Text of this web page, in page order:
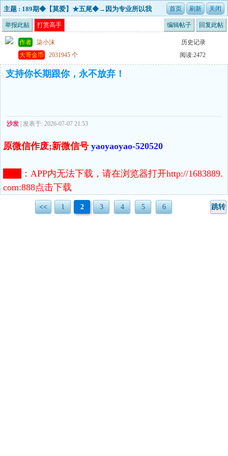
主题 : 189期◆【莫爱】★五尾◆→因为专业所以我
做得更好开后更新〓
举报此贴 打赏高手 编辑帖子 回复此帖
作者 柒小沫
历史记录
大哥金币
2031945 个 阅读:2472
支持你长期跟你，永不放弃！
沙发 | 发表于: 2026-07-07 21:53
原微信作废;新微信号 yaoyaoyao-520520
： APP内无法下载，请在浏览器打开http://1683889.
com:888点击下载
<< 1 2 3 4 5 6 跳转